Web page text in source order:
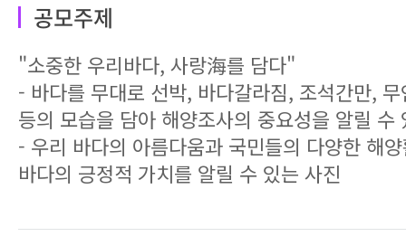
공모주제
"소중한 우리바다, 사랑海를 담다"
- 바다를 무대로 선박, 바다갈라짐, 조석간만,
등의 모습을 담아 해양조사의 중요성을 알릴 수
- 우리 바다의 아름다움과 국민들의 다양한 해
바다의 긍정적 가치를 알릴 수 있는 사진